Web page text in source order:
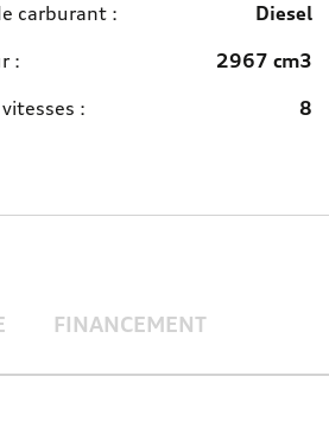
carburant :
Diesel
:
2967 cm3
:
8
FINANCEMENT